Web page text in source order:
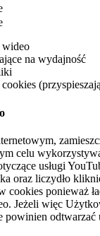
na wydajność
celu
usługi
oraz liczydło
cookies ponieważ
Jeżeli więc
powinien odtwarzać